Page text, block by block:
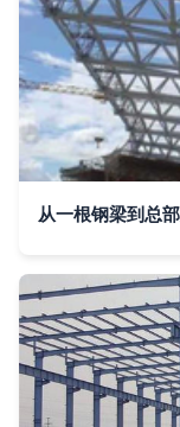
从一根钢梁到总